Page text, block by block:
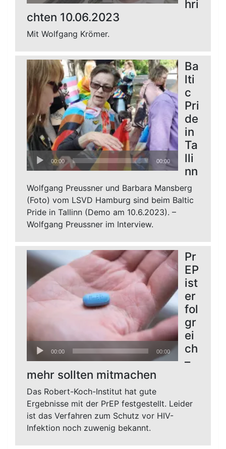
hri
chten 10.06.2023
Mit Wolfgang Krömer.
Audio-
Player
00:00 00:00
Ba
lti
c
Pri
de
in
Ta
lli
nn
Wolfgang Preussner und Barbara Mansberg
(Foto) vom LSVD Hamburg sind beim Baltic
Pride in Tallinn (Demo am 10.6.2023). –
Wolfgang Preussner im Interview.
Audio-
Player
00:00 00:00
Pr
EP
ist
er
fol
gr
ei
ch
–
mehr sollten mitmachen
Das Robert-Koch-Institut hat gute
Ergebnisse mit der PrEP festgestellt. Leider
ist das Verfahren zum Schutz vor HIV-
Infektion noch zuwenig bekannt.